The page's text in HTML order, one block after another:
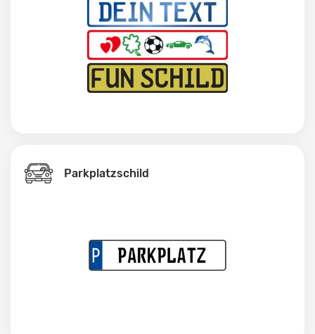
Parkplatzschild